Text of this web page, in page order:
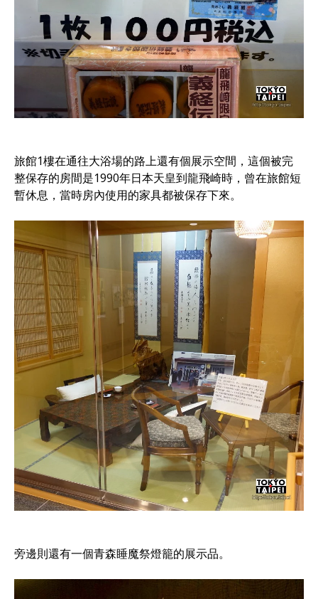
旅館1樓在通往大浴場的路上還有個展示空間，這個被完
整保存的房間是1990年日本天皇到龍飛崎時，曾在旅館短
暫休息，當時房內使用的家具都被保存下來。
旁邊則還有一個青森睡魔祭燈籠的展示品。